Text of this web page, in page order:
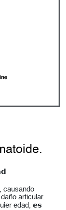
causando
articular.
edad, 𝗲𝘀